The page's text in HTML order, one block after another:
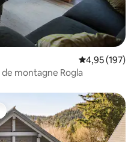
Évaluation
4,95 (197)
montagne Rogla
plus appréciés